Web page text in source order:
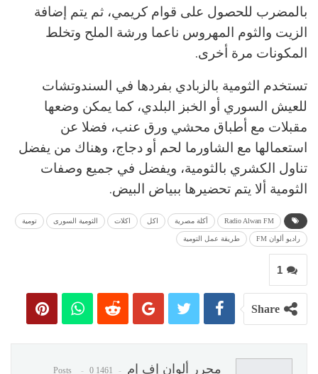
بالمضرب للحصول على قوام كريمي، ثم يتم إضافة
الزيت والثوم المهروس ناعما ورشة الملح وتخلط
المكونات مرة أخرى.
تستخدم الثومية بالزبادي بفردها في السندوتشات
للعيش السوري أو الخبز البلدي، كما يمكن وضعها
مقبلات مع أطباق محشي ورق عنب، فضلا عن
استعمالها مع الشاورما لحم أو دجاج، وهناك من يفضل
تناول الكشري بالثومية، ويفضل في جميع وصفات
الثومية ألا يتم تحضيرها ببياض البيض.
Radio Alwan FM أكلة مصرية اكل اكلات الثومية السورى تومية
راديو ألوان FM طريقة عمل التومية
1
Share
محرر ألوان إف إم 1461 Posts
0